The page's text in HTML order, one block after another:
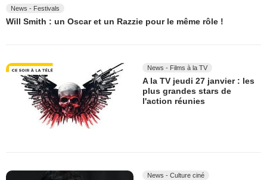
News - Festivals
Will Smith : un Oscar et un Razzie pour le même rôle !
News - Films à la TV
A la TV jeudi 27 janvier : les
plus grandes stars de
l'action réunies
News - Culture ciné